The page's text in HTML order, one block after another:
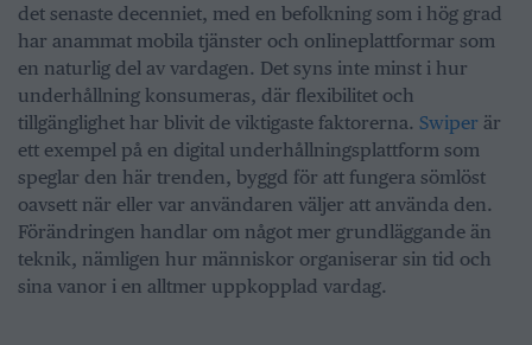
det senaste decenniet, med en befolkning som i hög grad
har anammat mobila tjänster och onlineplattformar som
en naturlig del av vardagen. Det syns inte minst i hur
underhållning konsumeras, där flexibilitet och
tillgänglighet har blivit de viktigaste faktorerna. Swiper är
ett exempel på en digital underhållningsplattform som
speglar den här trenden, byggd för att fungera sömlöst
oavsett när eller var användaren väljer att använda den.
Förändringen handlar om något mer grundläggande än
teknik, nämligen hur människor organiserar sin tid och
sina vanor i en alltmer uppkopplad vardag.